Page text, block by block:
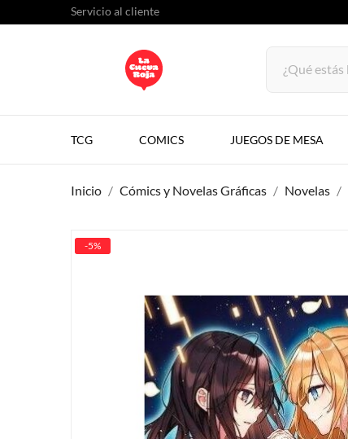
Servicio al cliente
TCG COMICS JUEGOS DE MESA
Inicio Cómics y Novelas Gráficas Novelas
-5%